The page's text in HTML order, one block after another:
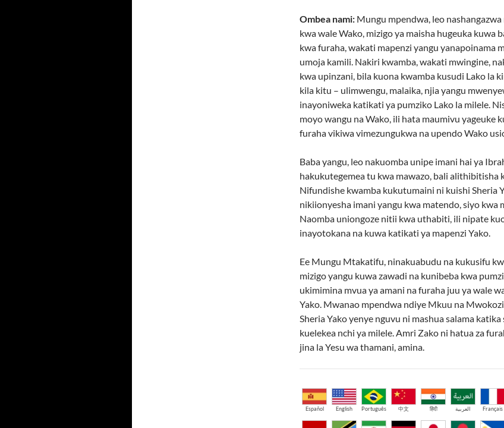
Ombea nami: Mungu mpendwa, leo
kwa wale Wako, mizigo ya maisha hugeuka kuwa
kwa furaha, wakati mapenzi yangu yanapoinama
umoja kamili. Nakiri kwamba, wakati mwingine,
kwa upinzani, bila kuona kwamba kusudi Lako la
kila kitu – ulimwengu, malaika, njia yangu
inayoniweka katikati ya pumziko Lako la milele.
moyo wangu na Wako, ili hata maumivu yageuke
furaha vikiwa vimezungukwa na upendo Wako
Baba yangu, leo nakuomba unipe imani hai ya
hakukutegemea tu kwa mawazo, bali alithibitisha
Nifundishe kwamba kukutumaini ni kuishi Sheria
nikiionyesha imani yangu kwa matendo, siyo kwa
Naomba uniongoze nitii kwa uthabiti, ili nipate
inayotokana na kuwa katikati ya mapenzi Yako.
Ee Mungu Mtakatifu, ninakuabudu na kukusifu
mizigo yangu kuwa zawadi na kunibeba kwa
ukimimina mvua ya amani na furaha juu ya wale
Yako. Mwanao mpendwa ndiye Mkuu na
Sheria Yako yenye nguvu ni mashua salama katika
kuelekea nchi ya milele. Amri Zako ni hatua za
jina la Yesu wa thamani, amina.
Español English Português 中文 हिंदी العربية Français